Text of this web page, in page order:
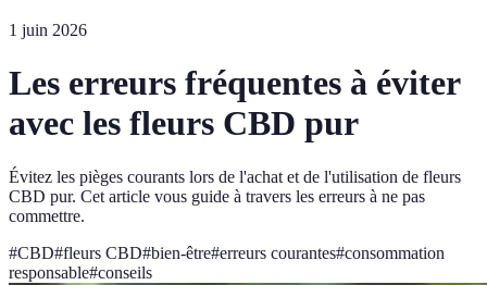
1 juin 2026
Les erreurs fréquentes à éviter
avec les fleurs CBD pur
Évitez les pièges courants lors de l'achat et de l'utilisation de fleurs
CBD pur. Cet article vous guide à travers les erreurs à ne pas
commettre.
#CBD#fleurs CBD#bien-être#erreurs courantes#consommation
responsable#conseils